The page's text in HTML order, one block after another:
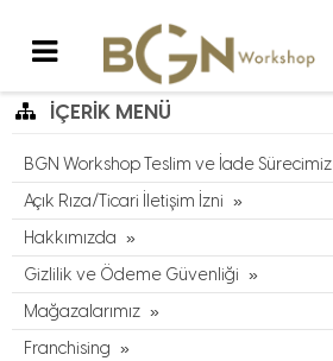
İÇERIK MENÜ
BGN Workshop Teslim ve İade Sürecimiz
Açık Rıza/Ticari İletişim İzni
Hakkımızda
Gizlilik ve Ödeme Güvenliği
Mağazalarımız
Franchising